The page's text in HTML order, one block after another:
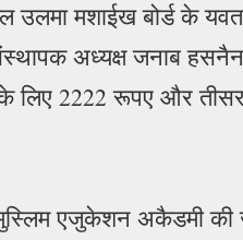
मशाईख बोर्ड के
अध्यक्ष जनाब हसनैन
लिए 2222 रूपए और
एजुकेशन अकैडमी की